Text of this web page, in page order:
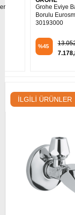
Grohe Eviye Bataryası
Borulu Eurosmart Krom
30193000
13.052,41 TL
7.178,83 TL
İLGILI ÜRÜNLER